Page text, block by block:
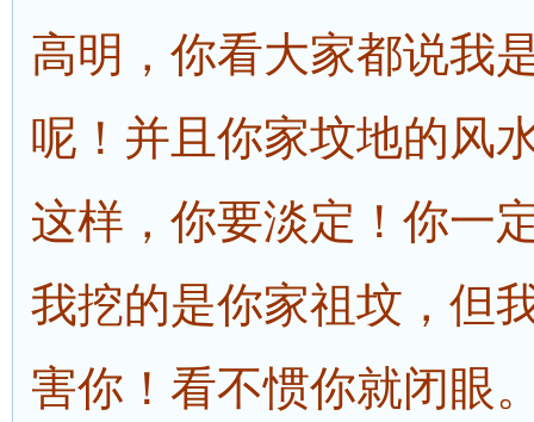
高明，你看大家都说我
呢！并且你家坟地的风
这样，你要淡定！你一
我挖的是你家祖坟，但
害你！看不惯你就闭眼